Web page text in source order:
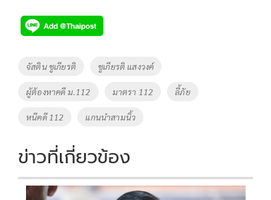
e
b
o
k
tt
er
p
y
Li
n
k
Tags
จัสติน ชูเกียรติ ชูเกียรติ แสงวงค์
ผู้ต้องหาคดี ม.112 มาตรา 112 ลี้ภัย
หนีคดี 112 แกนนำสามนิ้ว
ข่าวที่เกี่ยวข้อง